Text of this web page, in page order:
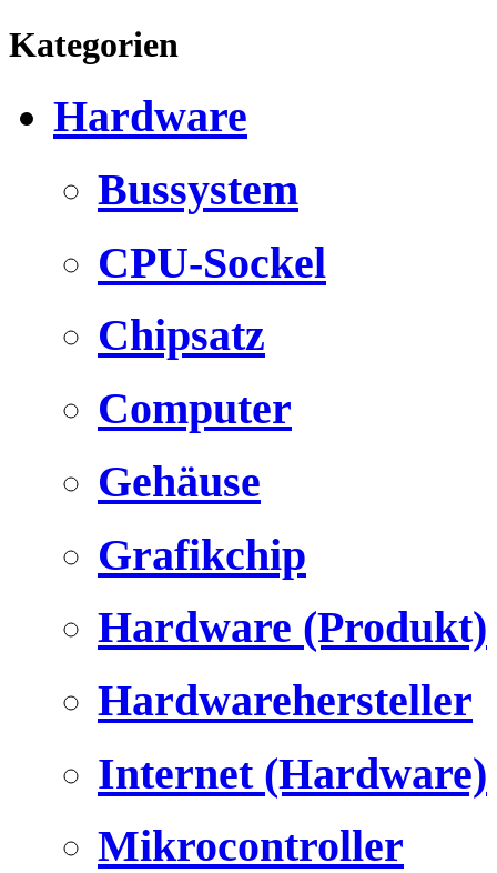
Kategorien
Hardware
Bussystem
CPU-Sockel
Chipsatz
Computer
Gehäuse
Grafikchip
Hardware (Produkt)
Hardwarehersteller
Internet (Hardware)
Mikrocontroller